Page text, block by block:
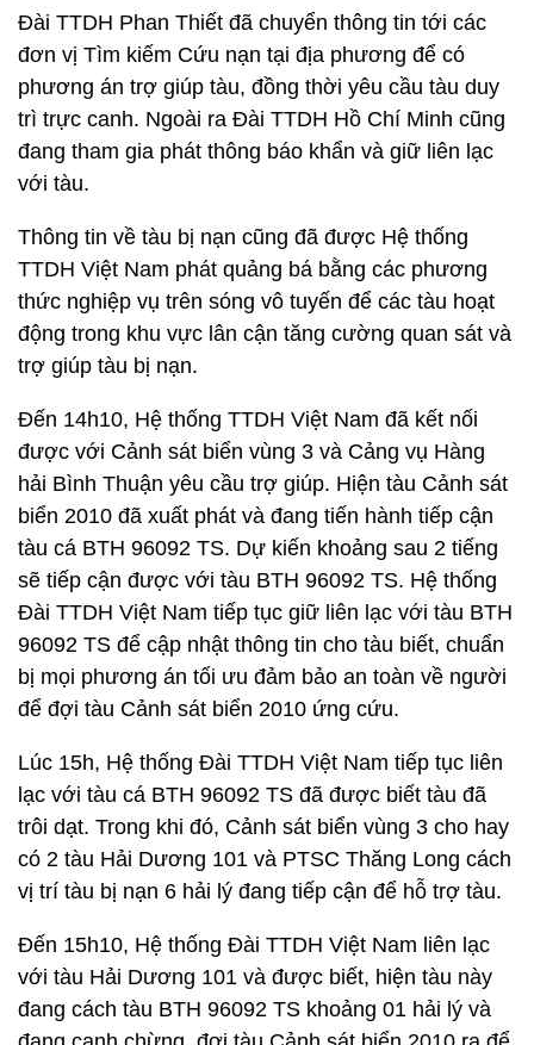
Đài TTDH Phan Thiết đã chuyển thông tin tới các
đơn vị Tìm kiếm Cứu nạn tại địa phương để có
phương án trợ giúp tàu, đồng thời yêu cầu tàu duy
trì trực canh. Ngoài ra Đài TTDH Hồ Chí Minh cũng
đang tham gia phát thông báo khẩn và giữ liên lạc
với tàu.
Thông tin về tàu bị nạn cũng đã được Hệ thống
TTDH Việt Nam phát quảng bá bằng các phương
thức nghiệp vụ trên sóng vô tuyến để các tàu hoạt
động trong khu vực lân cận tăng cường quan sát và
trợ giúp tàu bị nạn.
Đến 14h10, Hệ thống TTDH Việt Nam đã kết nối
được với Cảnh sát biển vùng 3 và Cảng vụ Hàng
hải Bình Thuận yêu cầu trợ giúp. Hiện tàu Cảnh sát
biển 2010 đã xuất phát và đang tiến hành tiếp cận
tàu cá BTH 96092 TS. Dự kiến khoảng sau 2 tiếng
sẽ tiếp cận được với tàu BTH 96092 TS. Hệ thống
Đài TTDH Việt Nam tiếp tục giữ liên lạc với tàu BTH
96092 TS để cập nhật thông tin cho tàu biết, chuẩn
bị mọi phương án tối ưu đảm bảo an toàn về người
để đợi tàu Cảnh sát biển 2010 ứng cứu.
Lúc 15h, Hệ thống Đài TTDH Việt Nam tiếp tục liên
lạc với tàu cá BTH 96092 TS đã được biết tàu đã
trôi dạt. Trong khi đó, Cảnh sát biển vùng 3 cho hay
có 2 tàu Hải Dương 101 và PTSC Thăng Long cách
vị trí tàu bị nạn 6 hải lý đang tiếp cận để hỗ trợ tàu.
Đến 15h10, Hệ thống Đài TTDH Việt Nam liên lạc
với tàu Hải Dương 101 và được biết, hiện tàu này
đang cách tàu BTH 96092 TS khoảng 01 hải lý và